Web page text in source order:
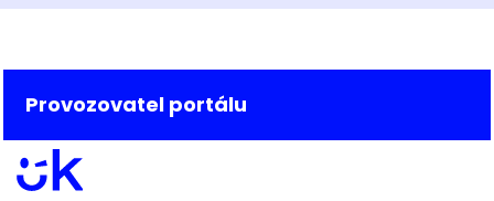
Provozovatel portálu